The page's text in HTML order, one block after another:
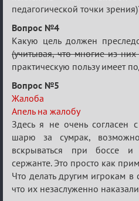
педагогической точки
Вопрос №4
Какую цель должен
(учитывая, что многие из
практическую пользу имеет
Вопрос №5
Жалоба
Апель на жалобу
Здесь я не очень согласен
шарю за сумрак,
вскрываться при боссе
сержанте. Это просто как
Что делать другим игрокам в
что их незаслуженно